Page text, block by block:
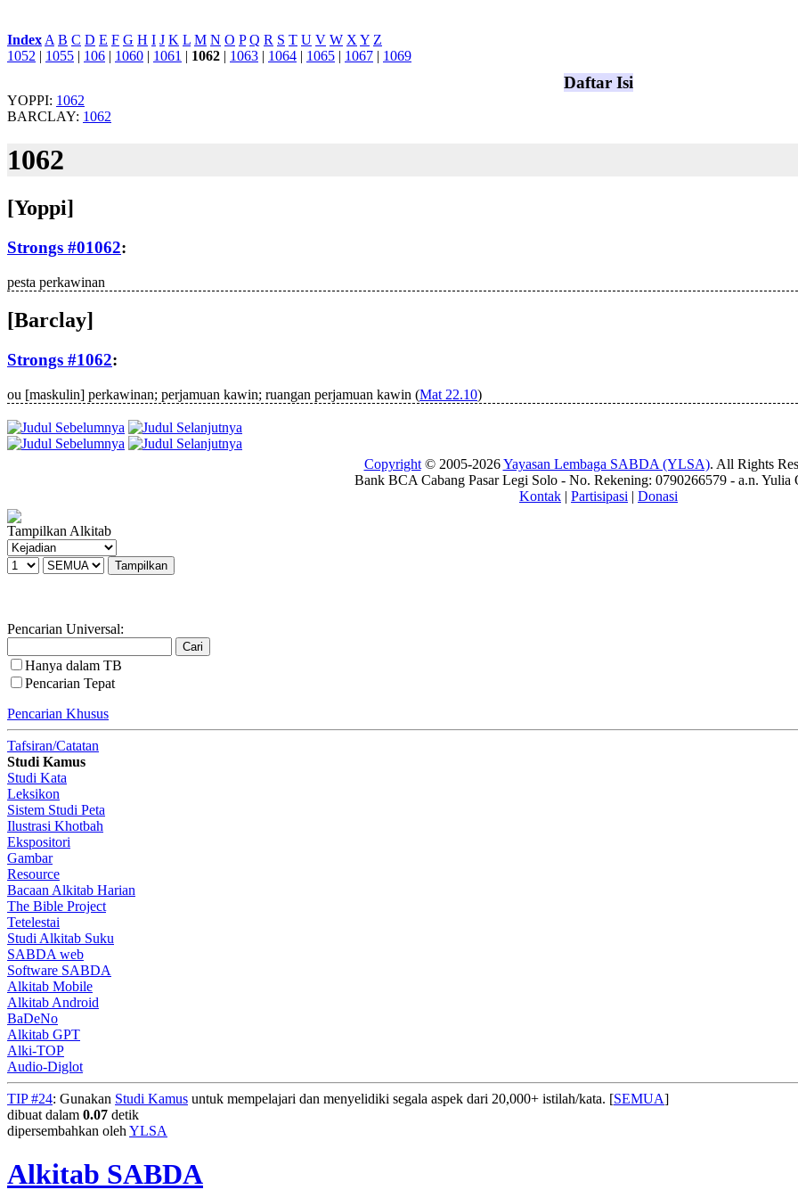
Index: A B C D E F G H I J K L M N O P Q R S T U V W X Y Z
1052 | 1055 | 106 | 1060 | 1061 | 1062 | 1063 | 1064 | 1065 | 1067 | 1069
Daftar Isi
YOPPI: 1062
BARCLAY: 1062
1062
[Yoppi]
Strongs #01062:
pesta perkawinan
[Barclay]
Strongs #1062:
ou [maskulin] perkawinan; perjamuan kawin; ruangan perjamuan kawin (Mat 22.10)
Copyright© 2005-2026Yayasan Lembaga SABDA (YLSA). All Rights
Bank BCA Cabang Pasar Legi Solo - No. Rekening: 0790266579 - a.n. Yulia
Kontak | Partisipasi | Donasi
Tampilkan Alkitab
Pencarian Universal:
Hanya dalam TB
Pencarian Tepat
Pencarian Khusus
Tafsiran/Catatan
Studi Kamus
Studi Kata
Leksikon
Sistem Studi Peta
Ilustrasi Khotbah
Ekspositori
Gambar
Resource
Bacaan Alkitab Harian
The Bible Project
Tetelestai
Studi Alkitab Suku
SABDA web
Software SABDA
Alkitab Mobile
Alkitab Android
BaDeNo
Alkitab GPT
Alki-TOP
Audio-Diglot
TIP #24: Gunakan Studi Kamus untuk mempelajari dan menyelidiki segala aspek dari 20,000+ istilah/kata. [SEMUA]
dibuat dalam 0.07 detik
dipersembahkan oleh YLSA
Alkitab SABDA